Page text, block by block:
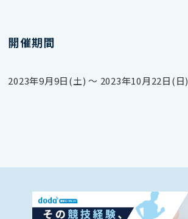
開催期間
2023年9月9日(土) 〜 2023年10月22日(日)